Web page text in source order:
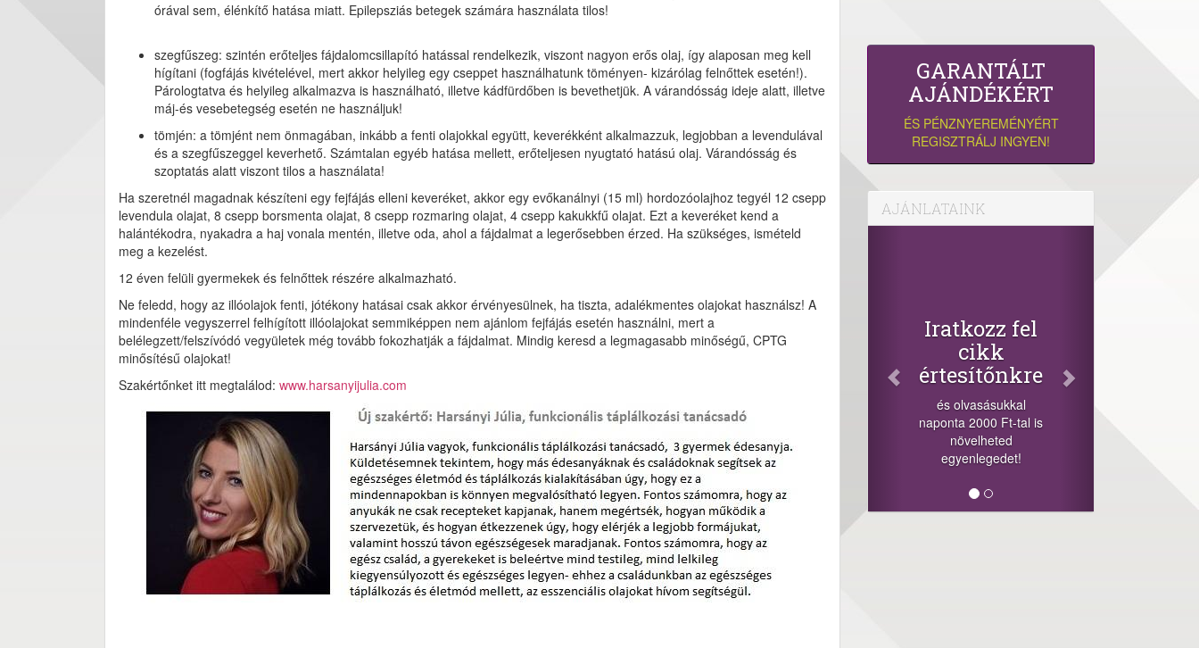
órával sem, élénkítő hatása miatt. Epilepsziás betegek számára használata tilos!
szegfűszeg: szintén erőteljes fájdalomcsillapító hatással rendelkezik, viszont nagyon erős olaj, így alaposan meg kell
hígítani (fogfájás kivételével, mert akkor helyileg egy cseppet használhatunk töményen- kizárólag felnőttek esetén!).
Párologtatva és helyileg alkalmazva is használható, illetve kádfürdőben is bevethetjük. A várandósság ideje alatt, illetve
máj-és vesebetegség esetén ne használjuk!
tömjén: a tömjént nem önmagában, inkább a fenti olajokkal együtt, keverékként alkalmazzuk, legjobban a levendulával
és a szegfűszeggel keverhető. Számtalan egyéb hatása mellett, erőteljesen nyugtató hatású olaj. Várandósság és
szoptatás alatt viszont tilos a használata!
Ha szeretnél magadnak készíteni egy fejfájás elleni keveréket, akkor egy evőkanálnyi (15 ml) hordozóolajhoz tegyél 12 csepp
levendula olajat, 8 csepp borsmenta olajat, 8 csepp rozmaring olajat, 4 csepp kakukkfű olajat. Ezt a keveréket kend a
halántékodra, nyakadra a haj vonala mentén, illetve oda, ahol a fájdalmat a legerősebben érzed. Ha szükséges, ismételd
meg a kezelést.
12 éven felüli gyermekek és felnőttek részére alkalmazható.
Ne feledd, hogy az illóolajok fenti, jótékony hatásai csak akkor érvényesülnek, ha tiszta, adalékmentes olajokat használsz! A
mindenféle vegyszerrel felhígított illóolajokat semmiképpen nem ajánlom fejfájás esetén használni, mert a
belélegzett/felszívódó vegyületek még tovább fokozhatják a fájdalmat. Mindig keresd a legmagasabb minőségű, CPTG
minősítésű olajokat!
Szakértőnket itt megtalálod: www.harsanyijulia.com
GARANTÁLT
AJÁNDÉKÉRT
ÉS PÉNZNYEREMÉNYÉRT
REGISZTRÁLJ INGYEN!
AJÁNLATAINK
Iratkozz fel
cikk
naponta 2000 Ft-tal is
növelheted
egyenlegedet!
+1.000.000 Ft...
-nyeremény növelés jár
a szerencsésnek a
sorsolás napján! A
cikkek alján találsz
megosztási
lehetőséget. Lájkolj is
minket!